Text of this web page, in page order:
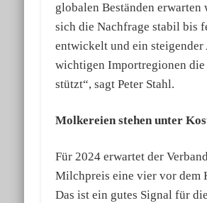
globalen Beständen erwarten
sich die Nachfrage stabil bis
entwickelt und ein steigender
wichtigen Importregionen die
stützt“, sagt Peter Stahl.
Molkereien stehen unter
Für 2024 erwartet der
Milchpreis eine vier vor dem
Das ist ein gutes Signal für